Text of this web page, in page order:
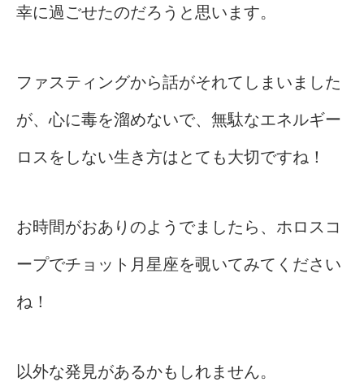
幸に過ごせたのだろうと思います。
ファスティングから話がそれてしまいました
が、心に毒を溜めないで、無駄なエネルギー
ロスをしない生き方はとても大切ですね！
お時間がおありのようでましたら、ホロスコ
ープでチョット月星座を覗いてみてください
ね！
以外な発見があるかもしれません。